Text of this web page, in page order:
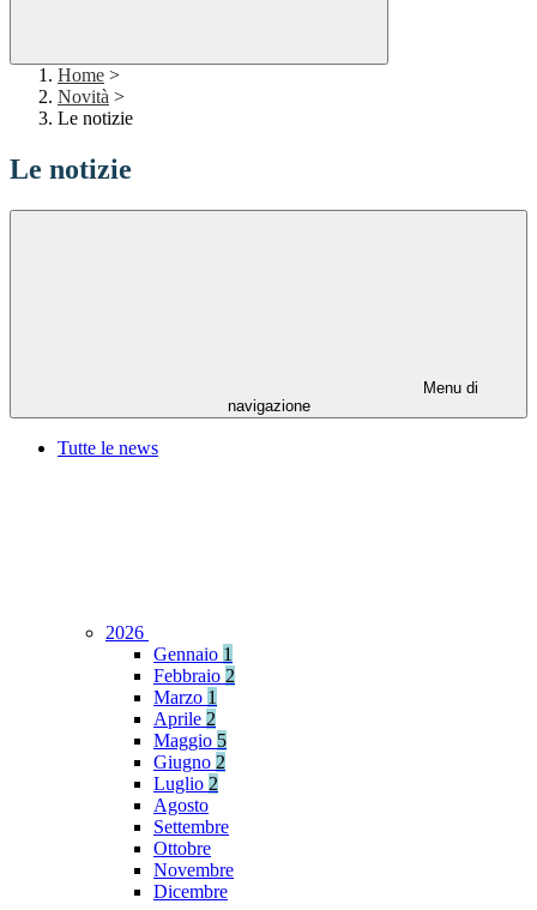
Home >
Novità >
Le notizie
Le notizie
Menu di
navigazione
Tutte le news
2026
Gennaio 1
Febbraio 2
Marzo 1
Aprile 2
Maggio 5
Giugno 2
Luglio 2
Agosto
Settembre
Ottobre
Novembre
Dicembre